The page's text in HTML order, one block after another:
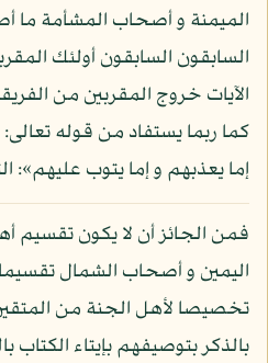
الميمنة و أصحاب المشأمة ما
الآيات خروج المقربين من
كما ربما يستفاد من قوله
إما يعذبهم و إما يتوب عليهم»:
فمن الجائز أن لا يكون تقسيم
اليمين و أصحاب الشمال
تخصيصا لأهل الجنة من المتقين
بالذكر بتوصيفهم بإيتاء الكتاب